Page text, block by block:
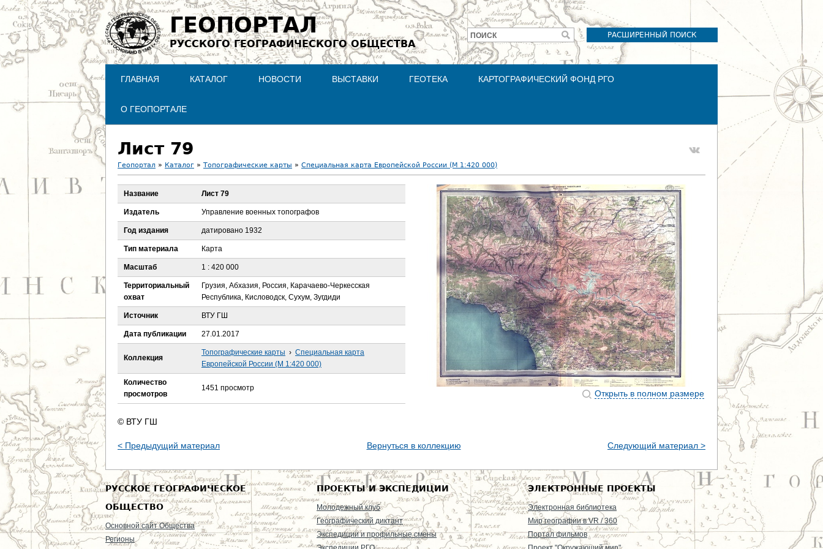
Jump to navigation
ГЕОПОРТАЛ
РУССКОГО ГЕОГРАФИЧЕСКОГО ОБЩЕСТВА
РАСШИРЕННЫЙ ПОИСК
Форма
поиска
ПОИСК
ГЛАВНАЯ КАТАЛОГ НОВОСТИ ВЫСТАВКИ ГЕОТЕКА КАРТОГРАФИЧЕСКИЙ ФОНД РГО
О ГЕОПОРТАЛЕ
Лист 79
В
ы
д
е
с
ь
Геопортал » Каталог » Топографические карты » Специальная карта Европейской России (М 1:420 000)
Открыть в полном размере
Название Лист 79
Издатель Управление военных топографов
Год издания датировано 1932
Тип материала Карта
Масштаб 1 : 420 000
Территориальный
охват
Грузия, Абхазия, Россия, Карачаево-Черкесская
Республика, Кисловодск, Сухум, Зугдиди
Источник ВТУ ГШ
Дата публикации 27.01.2017
Коллекция
Топографические карты › Специальная карта
Европейской России (М 1:420 000)
Количество
просмотров
1451 просмотр
© ВТУ ГШ
< Предыдущий материал Вернуться в коллекцию Следующий материал >
РУССКОЕ ГЕОГРАФИЧЕСКОЕ
ОБЩЕСТВО
Основной сайт Общества
Регионы
ПРОЕКТЫ И ЭКСПЕДИЦИИ
Молодежный клуб
Географический диктант
Экспедиции и профильные смены
ЭЛЕКТРОННЫЕ ПРОЕКТЫ
Электронная библиотека
Мир географии в VR / 360
Портал фильмов